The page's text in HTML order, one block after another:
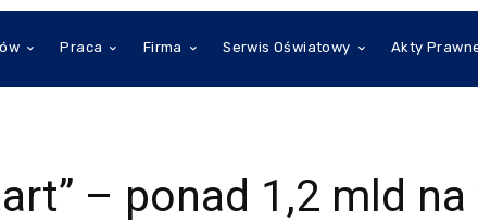
Praca Firma Serwis Oświatowy Akty
– ponad 1,2 mld